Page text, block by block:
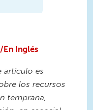
/En Inglés
artículo es
los recursos
temprana,